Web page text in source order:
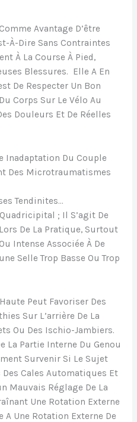
Avantage D’être
À-Dire Sans Contraintes
À La Course À Pied,
Blessures. Elle A En
De Respecter Un Bon
Corps Sur Le Vélo Au
Douleurs Et De Réelles
Inadaptation Du Couple
Des Microtraumatismes
Tendinites…
; Il S’agit De
De La Pratique, Surtout
Intense Associée À De
Selle Trop Basse Ou Trop
Peut Favoriser Des
Sur L’arrière De La
Ou Des Ischio-Jambiers.
La Partie Interne Du Genou
Survenir Si Le Sujet
Des Cales Automatiques Et
Mauvais Réglage De La
Une Rotation Externe
A Une Rotation Externe De